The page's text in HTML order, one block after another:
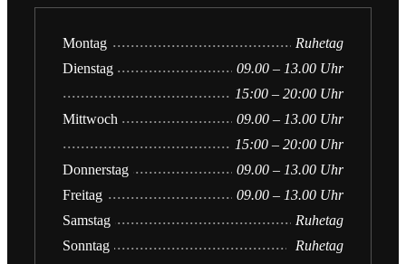
Montag
Ruhetag
Dienstag
09.00 – 13.00 Uhr
15:00 – 20:00 Uhr
Mittwoch
09.00 – 13.00 Uhr
15:00 – 20:00 Uhr
Donnerstag
09.00 – 13.00 Uhr
Freitag
09.00 – 13.00 Uhr
Samstag
Ruhetag
Sonntag
Ruhetag